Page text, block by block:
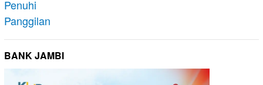
BANK JAMBI